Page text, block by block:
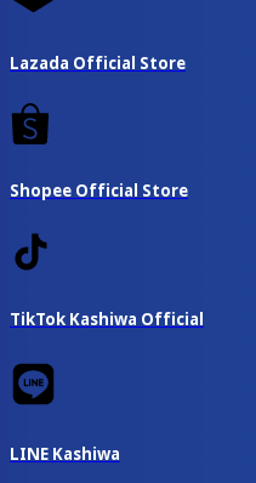
Lazada Official Store
Shopee Official Store
TikTok Kashiwa Official
LINE Kashiwa